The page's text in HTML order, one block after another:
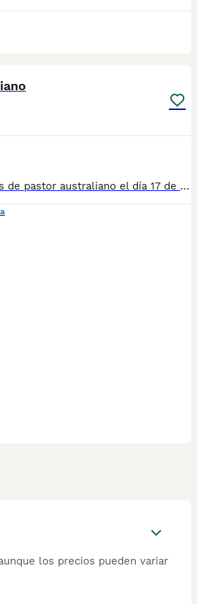
Buenas, han nacido 6 cachorros de pastor australiano el día 17 de junio, los padres ha pasado los tests típicos de la raza y radios caderas y codos, Tengo disponible 1hembra negro tricolor , los cachorros se entregarán con mínimo 8 semanas con 2 primeras vacunas , microchip, pasaporte, desparasitados, con contrato de venta y inscrito en el LOE. SOLO por particular no para criar!! Visible en Denia Mi web magicmontresor@gmail.com Más información por WhatsApp 625293054
los precios pueden variar